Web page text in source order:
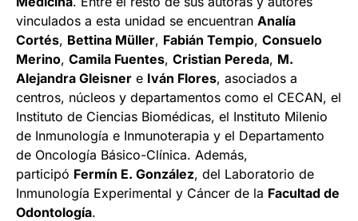
vinculados a esta unidad se encuentran Analía
Cortés, Bettina Müller, Fabián Tempio, Consuelo
Merino, Camila Fuentes, Cristian Pereda, M.
Alejandra Gleisner e Iván Flores, asociados a
centros, núcleos y departamentos como el CECAN, el
Instituto de Ciencias Biomédicas, el Instituto Milenio
de Inmunología e Inmunoterapia y el Departamento
de Oncología Básico-Clínica. Además,
participó Fermín E. González, del Laboratorio de
Inmunología Experimental y Cáncer de la Facultad de
Odontología.